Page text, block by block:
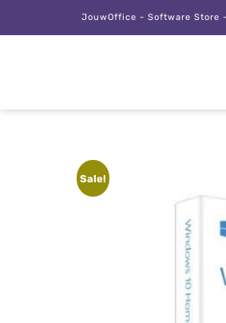
JouwOffice - Software Store
Sale!